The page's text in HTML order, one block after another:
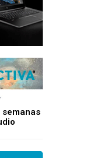
semanas